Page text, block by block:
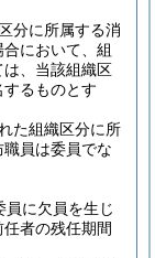
分に所属する消
合において、組
、当該組織区
るものとす
た組織区分に所
員は委員でな
員に欠員を生じ
者の残任期間